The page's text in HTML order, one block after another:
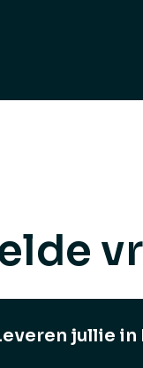
jullie